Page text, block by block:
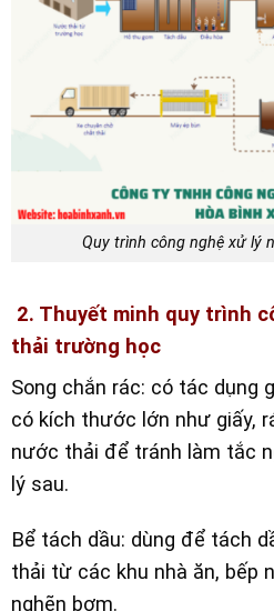
Quy trình công nghệ xử lý
2. Thuyết minh quy trình
thải trường học
Song chắn rác: có tác dụng
có kích thước lớn như giấy,
nước thải để tránh làm tắc
lý sau.
Bể tách dầu: dùng để tách
thải từ các khu nhà ăn, bếp
nghẽn bơm.